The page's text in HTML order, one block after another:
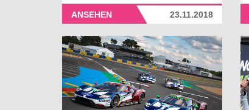
23.11.2018
ANSEHEN